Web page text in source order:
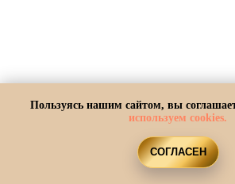
2026 ГОД УДАЧИ!
Пользуясь нашим сайтом, вы
используем cookies.
СОГЛАСЕН